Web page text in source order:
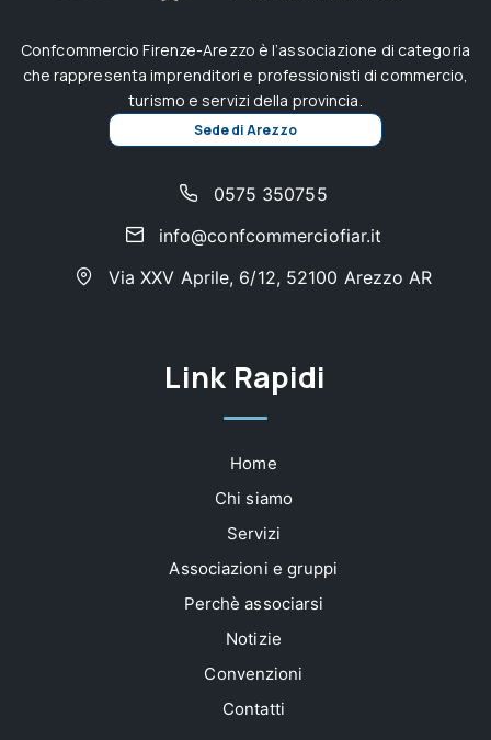
Confcommercio Firenze-Arezzo è l’associazione di categoria
che rappresenta imprenditori e professionisti di commercio,
turismo e servizi della provincia.
Sede di Arezzo
0575 350755
info@confcommerciofiar.it
Via XXV Aprile, 6/12, 52100 Arezzo AR
Link Rapidi
Home
Chi siamo
Servizi
Associazioni e gruppi
Perchè associarsi
Notizie
Convenzioni
Contatti